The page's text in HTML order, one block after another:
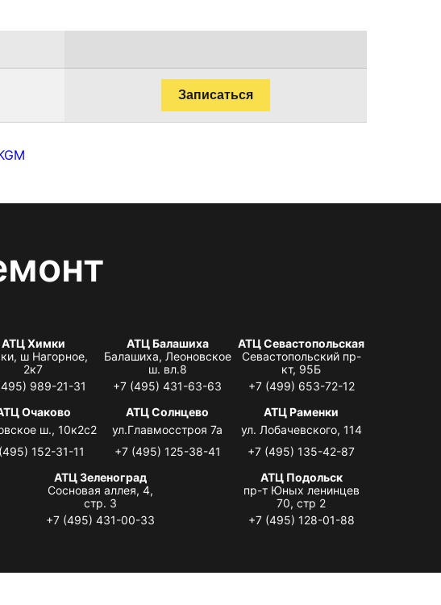
Записаться
АТЦ Химки
ш Нагорное,
2к7
989-21-31
АТЦ Балашиха
Балашиха, Леоновское
ш. вл.8
+7 (495) 431-63-63
АТЦ Севастопольская
Севастопольский пр-
кт, 95Б
+7 (499) 653-72-12
Очаково
ш., 10к2с2
152-31-11
АТЦ Солнцево
ул.Главмосстроя 7а
+7 (495) 125-38-41
АТЦ Раменки
ул. Лобачевского, 114
+7 (495) 135-42-87
АТЦ Зеленоград
Сосновая аллея, 4,
стр. 3
+7 (495) 431-00-33
АТЦ Подольск
пр-т Юных ленинцев
70, стр 2
+7 (495) 128-01-88